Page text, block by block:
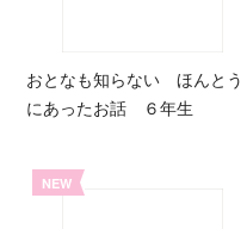
おとなも知らない ほんとう
にあったお話 ６年生
NEW